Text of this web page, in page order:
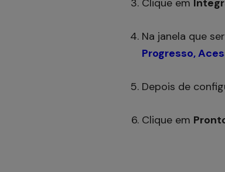
Clique em
Na janela que
Progresso,
Depois de
Clique em